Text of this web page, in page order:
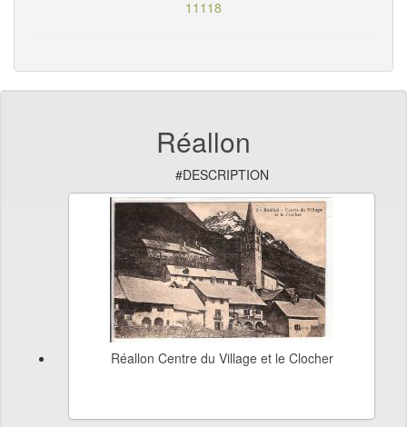
11118
Réallon
#DESCRIPTION
Réallon Centre du Village et le Clocher